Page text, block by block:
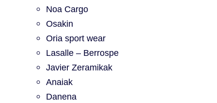
Noa Cargo
Osakin
Oria sport wear
Lasalle – Berrospe
Javier Zeramikak
Anaiak
Danena